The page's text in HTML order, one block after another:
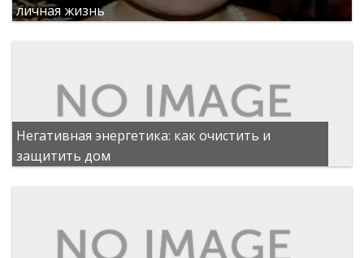
личная жизнь
Негативная энергетика: как очистить и
защитить дом